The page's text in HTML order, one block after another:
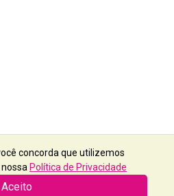
concorda que utilizemos
Política de Privacidade
Aceito